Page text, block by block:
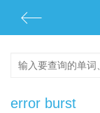
error burst